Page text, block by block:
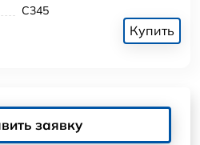
С345
Купить
заявку